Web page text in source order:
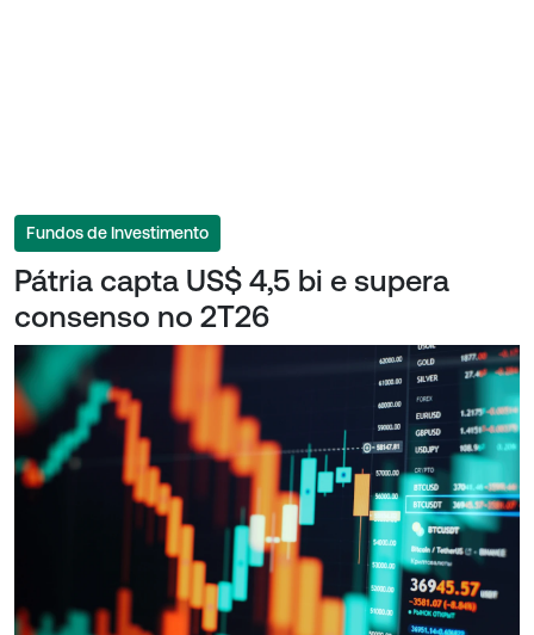
Fundos de Investimento
Pátria capta US$ 4,5 bi e supera
consenso no 2T26